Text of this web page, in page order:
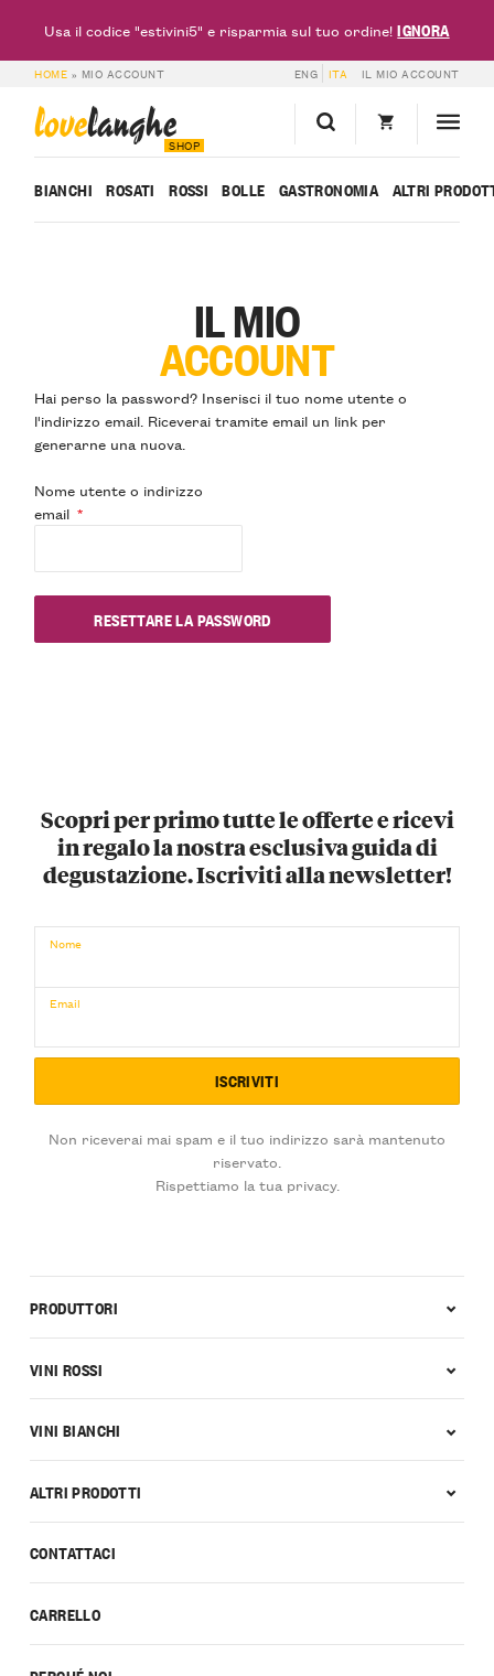
HOME » MIO ACCOUNT ENG ITA IL MIO ACCOUNT
lovelanghe
SHOP
BIANCHI ROSATI ROSSI BOLLE GASTRONOMIA ALTRI
IL MIO
ACCOUNT
Hai perso la password? Inserisci il tuo nome utente o
l'indirizzo email. Riceverai tramite email un link per
generarne una nuova.
Nome utente o indirizzo
email *
RESETTARE LA PASSWORD
Scopri per primo tutte le offerte e ricevi
in regalo la nostra esclusiva guida di
degustazione. Iscriviti alla newsletter!
Nome
Email
Non riceverai mai spam e il tuo indirizzo sarà mantenuto
riservato.
Rispettiamo la tua privacy.
CONTATTACI
CARRELLO
PRODUTTORI
VINI ROSSI
VINI BIANCHI
ALTRI PRODOTTI
Usa il codice "estivini5" e risparmia sul tuo ordine!IGNORA